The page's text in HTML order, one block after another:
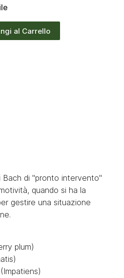
al Carrello
Bach di "pronto intervento"
quando si ha la
gestire una situazione
plum)